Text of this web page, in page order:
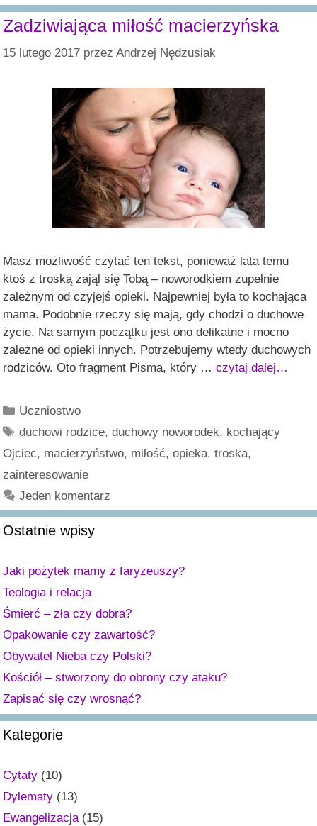
Zadziwiająca miłość macierzyńska
15 lutego 2017 przez Andrzej Nędzusiak
Masz możliwość czytać ten tekst, ponieważ lata temu
ktoś z troską zajął się Tobą – noworodkiem zupełnie
zależnym od czyjejś opieki. Najpewniej była to kochająca
mama. Podobnie rzeczy się mają, gdy chodzi o duchowe
życie. Na samym początku jest ono delikatne i mocno
zależne od opieki innych. Potrzebujemy wtedy duchowych
rodziców. Oto fragment Pisma, który … czytaj dalej…
Kategorie
Uczniostwo
Tagi
duchowi rodzice,duchowy noworodek, kochający
Ojciec, macierzyństwo, miłość, opieka, troska,
zainteresowanie
Jeden komentarz
Ostatnie wpisy
Jaki pożytek mamy z faryzeuszy?
Teologia i relacja
Śmierć – zła czy dobra?
Opakowanie czy zawartość?
Obywatel Nieba czy Polski?
Kościół – stworzony do obrony czy ataku?
Zapisać się czy wrosnąć?
Kategorie
Cytaty (10)
Dylematy (13)
Ewangelizacja (15)